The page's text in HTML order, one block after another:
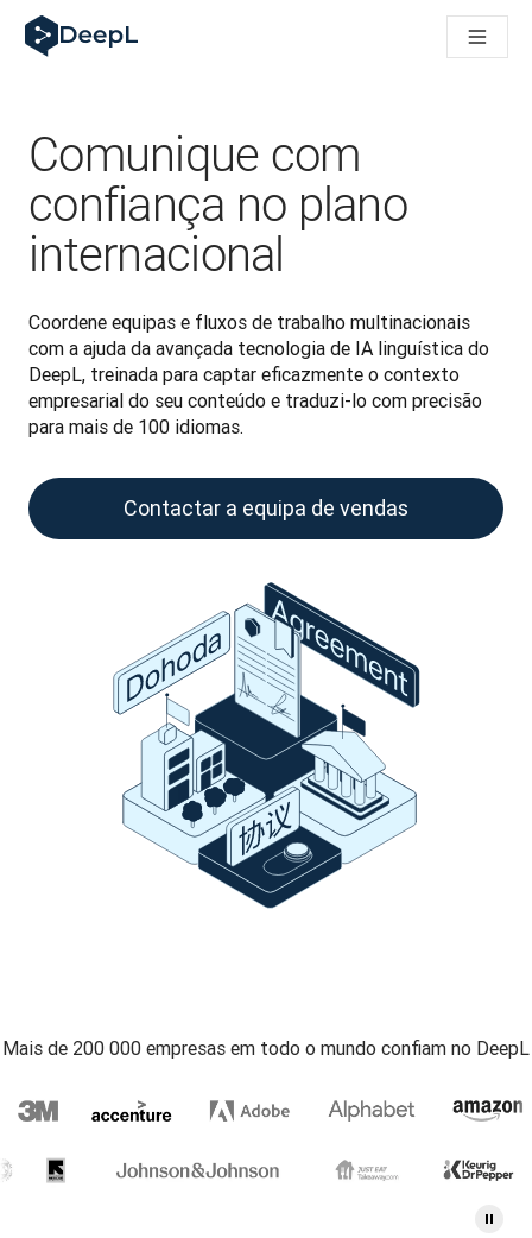
DeepL para agentes de IA
Translation Flow do DeepL: Novos fluxos de trabalho
Desvendando a confiança na IA linguística empresarial. Em
Desenvolvimento da Avaliação da Qualidade de Tradução no
De tradução de texto a plataforma de voz em tempo real
Building an instantly accessible voice demo with DeepL
Comunique com
confiança no plano
internacional
Coordene equipas e fluxos de trabalho multinacionais
com a ajuda da avançada tecnologia de IA linguística do
DeepL, treinada para captar eficazmente o contexto
empresarial do seu conteúdo e traduzi-lo com precisão
para mais de 100 idiomas.
Contactar a equipa de vendas
Mais de 200 000 empresas em todo o mundo confiam no DeepL